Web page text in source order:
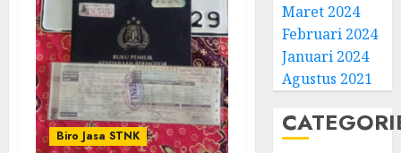
Biro Jasa STNK
Maret 2024
Februari 2024
Januari 2024
Agustus 2021